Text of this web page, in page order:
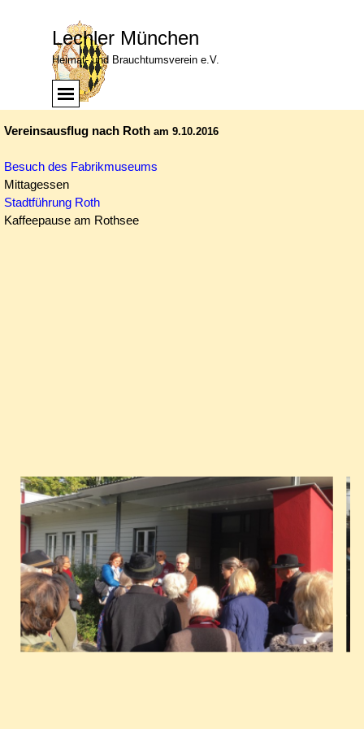
Menü
Lechler München
Heimat- und Brauchtumsverein e.V.
Menü überspringen
Vereinsausflug nach Roth am 9.10.2016
Besuch des Fabrikmuseums
Mittagessen
Stadtführung Roth
Kaffeepause am Rothsee